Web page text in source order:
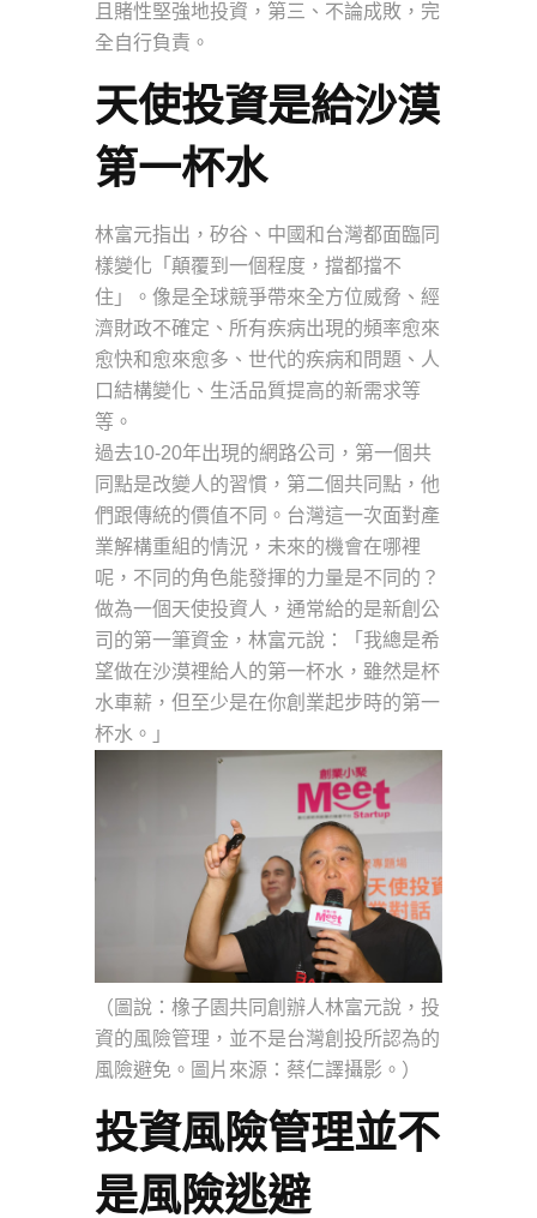
且賭性堅強地投資，第三、不論成敗，完
全自行負責。
天使投資是給沙漠
第一杯水
林富元指出，矽谷、中國和台灣都面臨同
樣變化「顛覆到一個程度，擋都擋不
住」。像是全球競爭帶來全方位威脅、經
濟財政不確定、所有疾病出現的頻率愈來
愈快和愈來愈多、世代的疾病和問題、人
口結構變化、生活品質提高的新需求等
等。
過去10-20年出現的網路公司，第一個共
同點是改變人的習慣，第二個共同點，他
們跟傳統的價值不同。台灣這一次面對產
業解構重組的情況，未來的機會在哪裡
呢，不同的角色能發揮的力量是不同的？
做為一個天使投資人，通常給的是新創公
司的第一筆資金，林富元說：「我總是希
望做在沙漠裡給人的第一杯水，雖然是杯
水車薪，但至少是在你創業起步時的第一
杯水。」
（圖說：橡子園共同創辦人林富元說，投
資的風險管理，並不是台灣創投所認為的
風險避免。圖片來源：蔡仁譯攝影。）
投資風險管理並不
是風險逃避